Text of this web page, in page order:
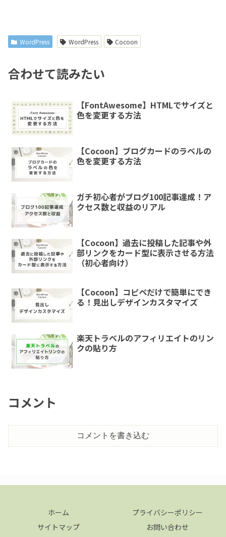
WordPress WordPress Cocoon
合わせて読みたい
【FontAwesome】HTMLでサイズと
色を変更する方法
【Cocoon】ブログカードのラベルの
色を変更する方法
ガチ初心者がブログ100記事達成！ア
クセス数と収益のリアル
【Cocoon】過去に投稿した記事や外
部リンクをカード型に表示させる方法
（初心者向け）
【Cocoon】コピペだけで簡単にでき
る！見出しデザインカスタマイズ
楽天トラベルのアフィリエイトのリン
クの貼り方
コメント
コメントを書き込む
ホーム
プライバシーポリシー
サイトマップ
お問い合わせ